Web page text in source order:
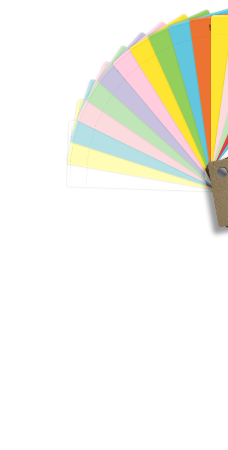
PRINT 120 gr/m² Valider
DESERT120 gr/m² Valider
ALIZE120 gr/m² Valider
TROPIC120 gr/m²Valider
FOREST120 gr/m²Valider
TUNDRA120 gr/m²
Valider
CORAIL
120 gr/m²
Valider
SEVILLA
120 gr/m²
Valider
JAVA
120 gr/m²
Valider
LISBON
120 gr/m²